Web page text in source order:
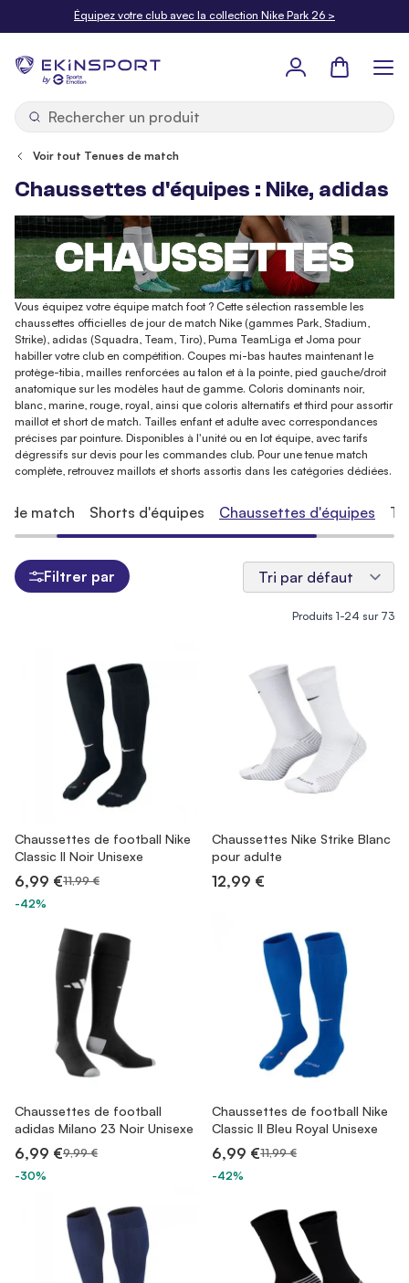
Allez au contenuÉquipez votre club avec la collection Nike Park 26 >
by
Panier
Voir tout Tenues de match
Chaussettes d'équipes : Nike, adidas
Vous équipez votre équipe match foot ? Cette sélection rassemble les
chaussettes officielles de jour de match Nike (gammes Park, Stadium,
Strike), adidas (Squadra, Team, Tiro), Puma TeamLiga et Joma pour
habiller votre club en compétition. Coupes mi-bas hautes maintenant le
protège-tibia, mailles renforcées au talon et à la pointe, pied gauche/droit
anatomique sur les modèles haut de gamme. Coloris dominants noir,
blanc, marine, rouge, royal, ainsi que coloris alternatifs et third pour assortir
maillot et short de match. Tailles enfant et adulte avec correspondances
précises par pointure. Disponibles à l'unité ou en lot équipe, avec tarifs
dégressifs sur devis pour les commandes club. Pour une tenue match
complète, retrouvez maillots et shorts assortis dans les catégories dédiées.
Produits 1-24 sur 73
Chaussettes de football Nike
Classic II Noir Unisexe
6,99 €11,99 €
-42%
Chaussettes Nike Strike Blanc
pour adulte
12,99 €
Chaussettes de football
adidas Milano 23 Noir Unisexe
6,99 €9,99 €
-30%
Chaussettes de football Nike
Classic II Bleu Royal Unisexe
6,99 €11,99 €
-42%
de match Shorts d'équipes Chaussettes d'équipes
Filtrer par